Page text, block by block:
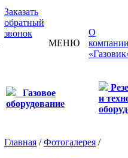
Заказать
обратный
звонок
МЕНЮ
О
Газовое
оборудование
и
Главная /Фотогалерея /